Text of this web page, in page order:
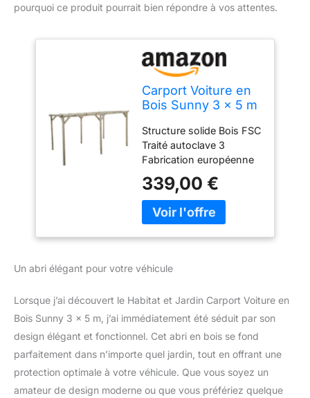
pourquoi ce produit pourrait bien répondre à vos attentes.
Carport Voiture en
Bois Sunny 3 x 5 m
Structure solide Bois FSC
Traité autoclave 3
Fabrication européenne
339,00 €
Un abri élégant pour votre véhicule
Lorsque j’ai découvert le Habitat et Jardin Carport Voiture en
Bois Sunny 3 x 5 m, j’ai immédiatement été séduit par son
design élégant et fonctionnel. Cet abri en bois se fond
parfaitement dans n’importe quel jardin, tout en offrant une
protection optimale à votre véhicule. Que vous soyez un
amateur de design moderne ou que vous préfériez quelque